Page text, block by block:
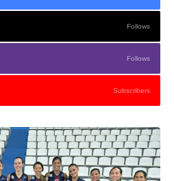
Follows
Follows
Subscribers